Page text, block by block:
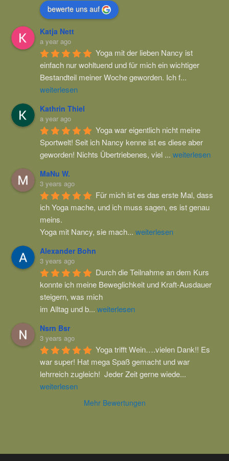
bewerte uns auf
Katja Nett
a year ago
Yoga mit der lieben Nancy ist
einfach nur wohltuend und für mich ein wichtiger
Bestandteil meiner Woche geworden. Ich f...
weiterlesen
Kathrin Thiel
a year ago
Yoga war eigentlich nicht meine
Sportwelt! Seit ich Nancy kenne ist es diese aber
geworden! Nichts Übertriebenes, viel ...weiterlesen
MaNu W.
3 years ago
Für mich ist es das erste Mal, dass
ich Yoga mache, und ich muss sagen, es ist genau
meins.
Yoga mit Nancy, sie mach...weiterlesen
Alexander Bohn
3 years ago
Durch die Teilnahme an dem Kurs
konnte ich meine Beweglichkeit und Kraft-Ausdauer
steigern, was mich
im Alltag und b...weiterlesen
Nsrn Bsr
3 years ago
Yoga trifft Wein….vielen Dank!! Es
war super! Hat mega Spaß gemacht und war
lehrreich zugleich!  Jeder Zeit gerne wiede...
weiterlesen
Mehr Bewertungen